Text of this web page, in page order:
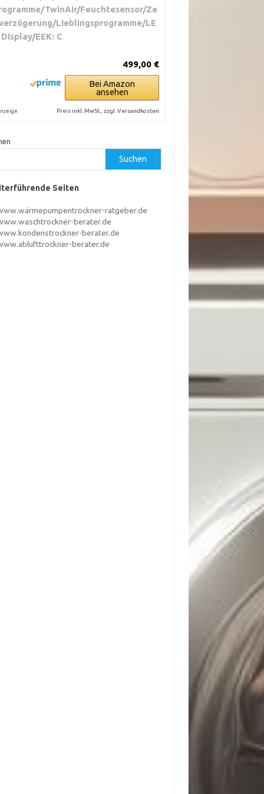
TwinAir/Feuchtesensor/Ze
Lieblingsprogramme/LE
EEK: C
499,00 €
Bei Amazon
ansehen
Preis inkl. MwSt., zzgl. Versandkosten
Suchen
Seiten
ratgeber.de
berater.de
berater.de
berater.de